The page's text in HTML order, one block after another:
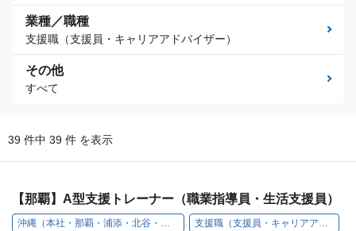
業種／職種
支援職（支援員・キャリアアドバイザー）
その他
すべて
39 件中 39 件 を表示
【那覇】A型支援トレーナー（職業指導員・生活支援員）
沖縄（本社・那覇・浦添・北谷・名護・豊見城） 支援職（支援員・キャリアアドバイザー）